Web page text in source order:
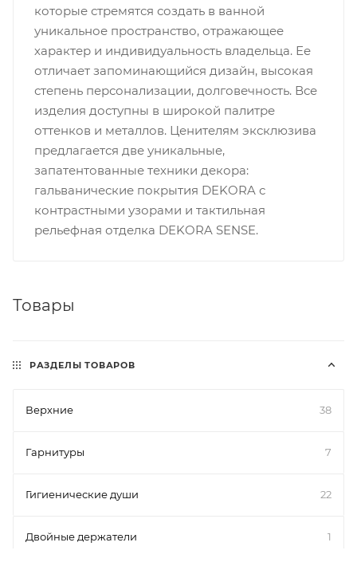
которые стремятся создать в ванной
уникальное пространство, отражающее
характер и индивидуальность владельца. Ее
отличает запоминающийся дизайн, высокая
степень персонализации, долговечность. Все
изделия доступны в широкой палитре
оттенков и металлов. Ценителям эксклюзива
предлагается две уникальные,
запатентованные техники декора:
гальванические покрытия DEKORA с
контрастными узорами и тактильная
рельефная отделка DEKORA SENSE.
Товары
РАЗДЕЛЫ ТОВАРОВ
Верхние 38
Гарнитуры 7
Гигиенические души 22
Двойные держатели 1